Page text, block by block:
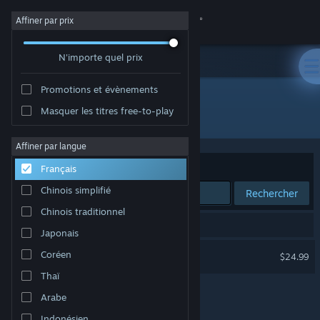
Se connecter
Magasin
À propos
Support
Changer la langue
Télécharger l'application mobile Steam
Voir version ordi. du site
Affiner par prix
N'importe quel prix
Promotions et évènements
Masquer les titres free-to-play
Affiner par langue
Français
Chinois simplifié
Chinois traditionnel
Japonais
Coréen
Thaï
Arabe
Développement : The Gang
Trier par Pertinence
Rechercher
$24.99